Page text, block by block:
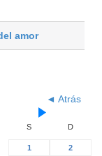
amor
◄ Atrás
S D
1
2